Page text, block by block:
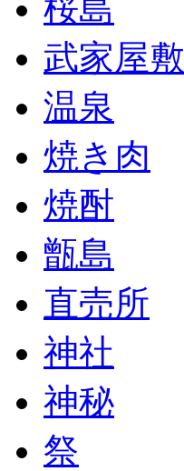
桜島
武家屋敷
温泉
焼き肉
焼酎
甑島
直売所
神社
神秘
祭